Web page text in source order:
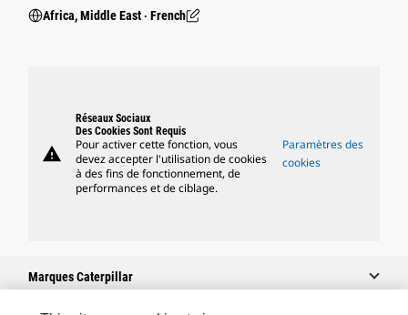
Africa, Middle East ‧ French
warning
Réseaux Sociaux
Des Cookies Sont Requis
Pour activer cette fonction, vous
devez accepter l'utilisation de cookies
à des fins de fonctionnement, de
performances et de ciblage.
Paramètres des
cookies
Marques Caterpillar